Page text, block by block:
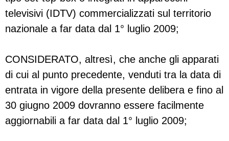
televisivi (IDTV) commercializzati sul territorio
nazionale a far data dal 1° luglio 2009;
CONSIDERATO, altresì, che anche gli apparati
di cui al punto precedente, venduti tra la data di
entrata in vigore della presente delibera e fino al
30 giugno 2009 dovranno essere facilmente
aggiornabili a far data dal 1° luglio 2009;